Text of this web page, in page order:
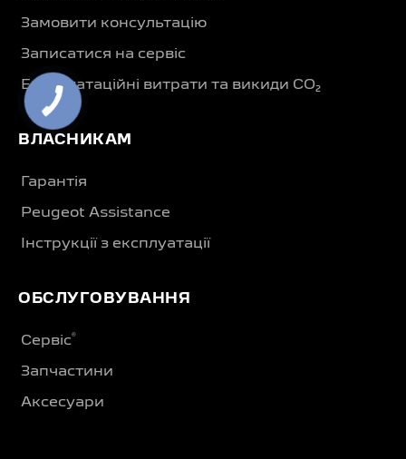
Замовити консультацію
Записатися на сервіс
Експлуатаційні витрати та викиди CO₂
ВЛАСНИКАМ
Гарантія
Peugeot Assistance
Інструкції з експлуатації
ОБСЛУГОВУВАННЯ
Сервіс®
Запчастини
Аксесуари